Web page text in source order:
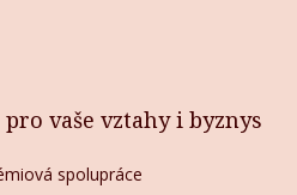
pro vaše vztahy i byznys
spolupráce